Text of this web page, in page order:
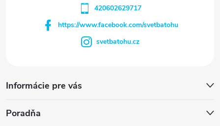
420602629717
https://www.facebook.com/svetbatohu
svetbatohu.cz
Informácie pre vás
Poradňa